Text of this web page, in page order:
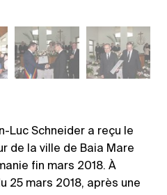
Luc Schneider a reçu le
de la ville de Baia Mare
fin mars 2018. À
25 mars 2018, après une